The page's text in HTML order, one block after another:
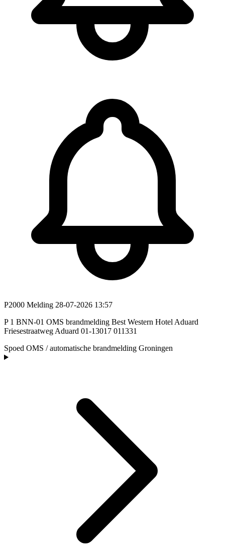
P2000 Melding 28-07-2026 13:57
P 1 BNN-01 OMS brandmelding Best Western Hotel Aduard
Friesestraatweg Aduard 01-13017 011331
Spoed OMS / automatische brandmelding Groningen